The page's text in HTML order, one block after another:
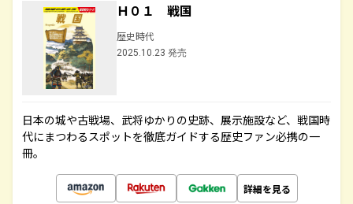
Ｈ０１ 戦国
歴史時代
2025.10.23 発売
日本の城や古戦場、武将ゆかりの史跡、展示施設など、戦国時
代にまつわるスポットを徹底ガイドする歴史ファン必携の一
冊。
詳細を見る